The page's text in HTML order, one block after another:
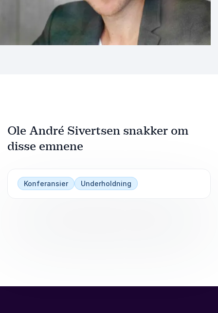
Ole André Sivertsen snakker om
disse emnene
Konferansier Underholdning